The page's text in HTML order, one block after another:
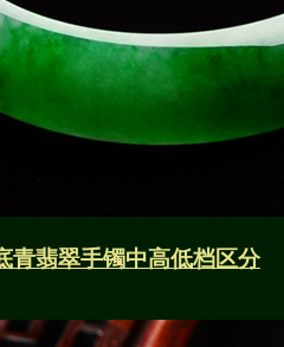
青翡翠手镯中高低档区分